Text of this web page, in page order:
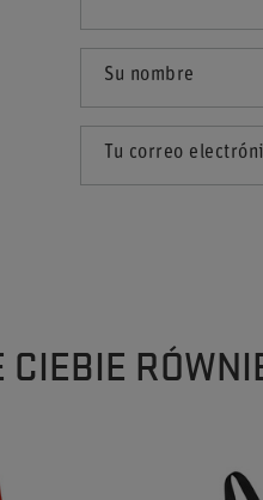
Su nombre
Tu correo